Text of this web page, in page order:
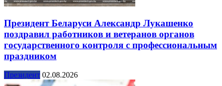
Президент Беларуси Александр Лукашенко
поздравил работников и ветеранов органов
государственного контроля с профессиональным
праздником
Президент 02.08.2026